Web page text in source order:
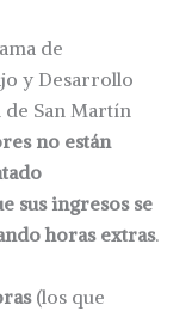
de
y Desarrollo
de San Martín
no están
sus ingresos se
horas extras.
(los que